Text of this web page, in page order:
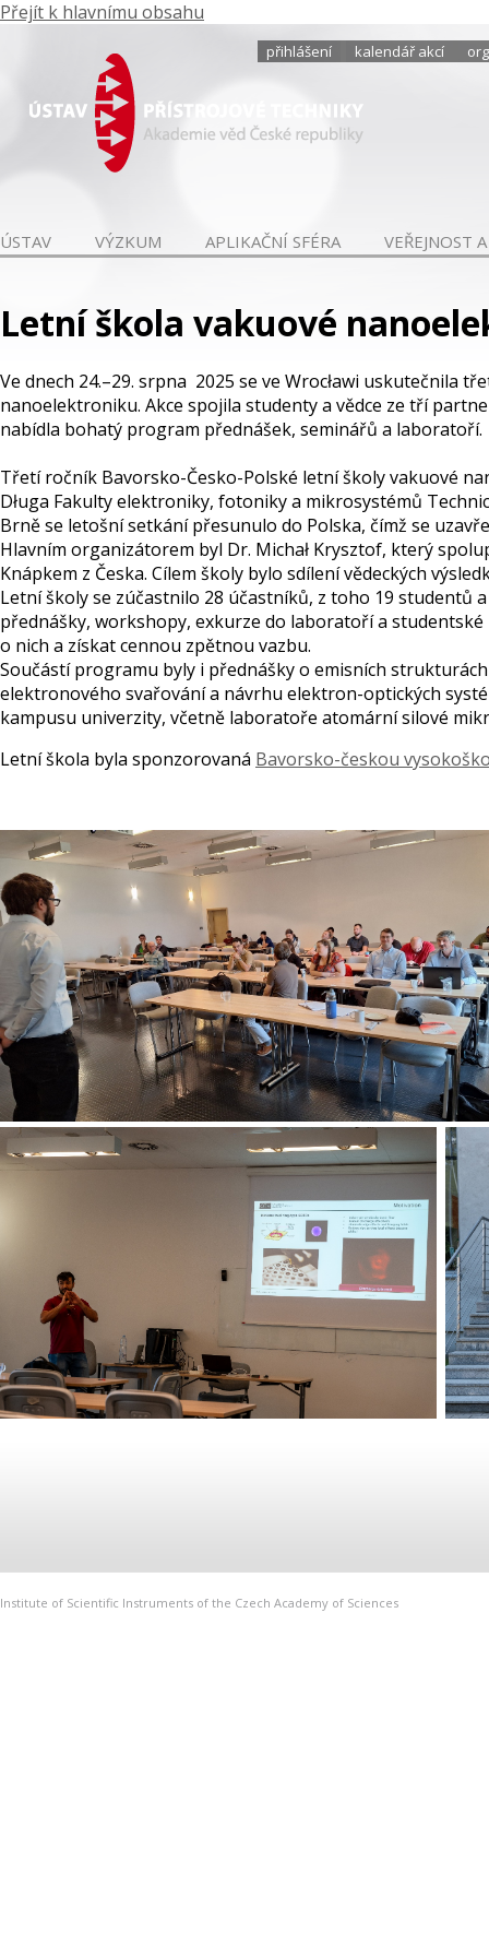
Přejít k hlavnímu obsahu
přihlášení kalendář akcí
ÚSTAV VÝZKUM APLIKAČNÍ SFÉRA VEŘEJNOST
Letní škola vakuové
Ve dnech 24.–29. srpna 2025 se ve Wrocławi uskutečnila
nanoelektroniku. Akce spojila studenty a vědce ze tří
nabídla bohatý program přednášek, seminářů a laboratoří.
Třetí ročník Bavorsko-Česko-Polské letní školy vakuové
Długa Fakulty elektroniky, fotoniky a mikrosystémů
Brně se letošní setkání přesunulo do Polska, čímž se
Hlavním organizátorem byl Dr. Michał Krysztof, který
Knápkem z Česka. Cílem školy bylo sdílení vědeckých
Letní školy se zúčastnilo 28 účastníků, z toho 19
přednášky, workshopy, exkurze do laboratoří a
o nich a získat cennou zpětnou vazbu.
Součástí programu byly i přednášky o emisních
elektronového svařování a návrhu elektron-optických
kampusu univerzity, včetně laboratoře atomární silové
Letní škola byla sponzorovaná Bavorsko-českou
Institute of Scientific Instruments of the Czech Academy of Sciences